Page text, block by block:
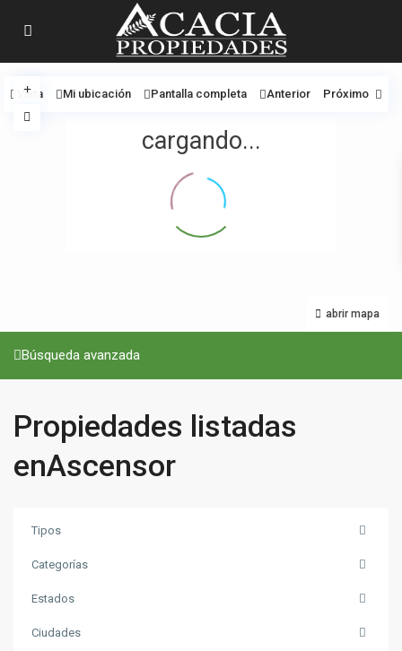
cargando...
abrir mapa
Vista Mi ubicación Pantalla completa Anterior Próximo
Búsqueda avanzada
Propiedades listadas
enAscensor
Tipos
Categorías
Estados
Ciudades